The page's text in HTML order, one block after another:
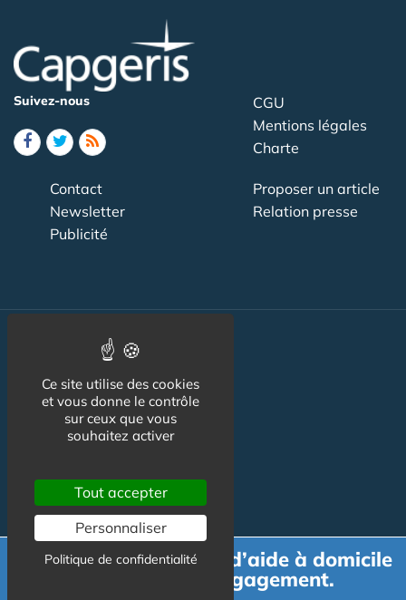
Suivez-nous
CGU
Mentions légales
Charte
Contact
Newsletter
Publicité
Proposer un article
Relation presse
Maisons de retraite
Résidences Service
Services à la personne
Logement Senior
Bien-êtreDemande de devis d’aide à domicile
gratuit et sans engagement.
Ce site utilise des cookies
et vous donne le contrôle
sur ceux que vous
souhaitez activer
Tout accepter
Personnaliser
Politique de confidentialité